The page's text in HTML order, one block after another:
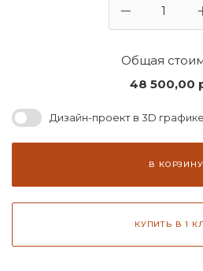
Общая
48 500,00
Дизайн-проект в 3D
В КОРЗИНУ
КУПИТЬ В 1